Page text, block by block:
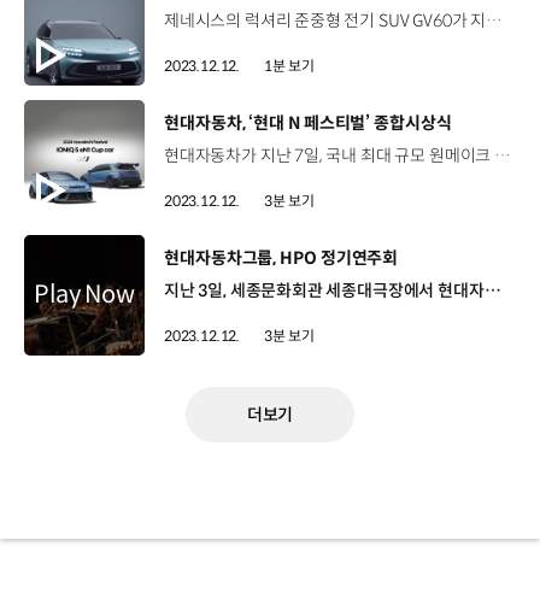
제네시스의 럭셔리 준중형 전기 SUV GV60가 지난 6일, 2024 중국 올해의 차 시상식에서 '2024 중국 올해의 SUV'에 이름을 올렸습니다. ‘중국 올해의 차’는 중국에서 가장 권위 있는 상 중 하나로 주요 자동차 잡지의 편집장이 공동 후원하며 평가 과정에 40명 이상의 자동차 전문 매체 기자단이 심사 위원으로 참여합니다. 올해는 80여 개의 차종이 2024 중국 올해의 SUV 후보로 경합한 끝에 제네시스 GV60와 로터스 엘레트라, 지리자동차 갤럭시 L7이 후보에 올랐으며 제네시스 GV60는 고급스러운 디자인을 비롯해 800V 시스템 기반의 우수한 성능과 기술력을 입증하며 경쟁 모델들과 압도적인 점수차로 중국 올해의 SUV에 최종 선정됐습니다. 제네시스는 앞으로도 자동차 시장 최대 격전지로 부상 중인 중국에서 브랜드 위상을 강화하고 고객들에게 럭셔리한 전동화 경험을 제공할 계획입니다.
2023.12.12. 1분 보기
[동영상]
현대자동차, ‘현대 N 페스티벌’ 종합시상식
현대자동차가 지난 7일, 국내 최대 규모 원메이크 레이스인 ‘현대 N 페스티벌’ 시즌 종합시상식을 진행했습니다. 현대차는 이번 시상식을 통해 2023년 시즌을 돌아보고 가장 뛰어난 성적을 거둔 레이싱팀과 클래스별 우승 드라이버들에게 영광의 트로피를 수여했습니다. 그 결과 ‘2023 현대 N 페스티벌’ 팀 부문 종합 우승은 DCT 레이싱팀이, 메인 클래스인 N1 클래스 종합우승은 DCT 레이싱팀 김규민 드라이버가 차지했으며 김규민 드라이버는 2023 현대 주니어 드라이버에도 최종 선정돼 2024년 뉘르부르크링 24시 내구 레이스에 현대차와 함께 도전하는 기회를 얻게 됐습니다. 이와 함께, 2024년부터 ‘N 페스티벌’에 적용되는 신규 전기차 레이스 종목인 ‘eN1 클래스’ 운영 계획을 발표하고 eN1 클래스에서 활약할 아이오닉 5 N 기반의 전 세계 최초 EV 원메이크 레이스카 ‘아이오닉 5 eN1 컵카’의 디자인과 스펙도 공개했습니다. ‘아이오닉 5 eN1 컵카’는 안전과 경량화를 최우선으로 설계되었으며 전용 레이스 파츠를 적용해 더 빠른 코너링 스피드와 안정성을 갖춘 것이 특징입니다. 또한 공력 성능을 강화한 멋스러운 외관과 가상 엔진 사운드인 ‘N 액티브 사운드 플러스’를 적용해 EV 원메이크 레이스만의 즐거움을 선사할 예정입니다. 박준우 상무 / 현대자동차 N브랜드매니지먼트실 N 페스티벌에 참여하셨던 선수들 뿐만 아니라 N 페스티벌을 아끼고 사랑해 주시는 우리 고객들과 N 페스티벌이 있기까지 노력해 주신 모든 관계자 여러분들에게 다시 한번 감사드리고요. 우리나라 자동차 문화가 없다고 하는데 우리나라 자동차 문화를 현대 N 페스티벌을 통해서 N 브랜드가 강하게 성장시켜 나가는 게 저희의 바람이고요. 현대차는 앞으로도 현대 N 페스티벌을 통해 국내 모터스포츠 문화의 발전과 글로벌 확산을 위해 노력할 계획입니다.
2023.12.12. 3분 보기
[동영상]
현대자동차그룹, HPO 정기연주회
지난 3일, 세종문화회관 세종대극장에서 현대자동차그룹 필하모닉 오케스트라 HPO의 제12회 정기연주회가 열렸습니다. HPO는 클래식을 사랑하는 현대차그룹 임직원들이 자발적으로 결성한 소규모 앙상블로 2009년 첫걸음을 시작해 현재 200여 명이 넘는 단원들과 함께 다양한 음악 활동을 전개하고 있습니다. 이번 정기연주회는 ‘개인의 도전이 모여, 완성된 모두의 도약’을 주제로 건반 위의 구도자로 불리는 세계적인 거장, 백건우 피아니스트와의 협연을 선보여 눈길을 끌었습니다. HPO는 이번 정기연주회를 통해 현장을 찾은 관객들에게 잊지 못할 감동을 선사했습니다. 피채희 / 서울 광진구 일하면서 언제 이렇게 준비했는지 놀라웠고요. 가벼운 마음으로 왔다가 굉장히 감동을 받고 갑니다. 그래서 연말에 굉장히 행복했고요. 12월에 많은 분들이 이 자리에서 저와 같은 감동을 받지 않았을까 생각하고요. 2023년 마무리를 잘할 수 있게 이번 오케스트라 공연단의 역할이 컸던 것 같습니다. 정성록 / HPO 단장 / 현대자동차·기아 MLV소음진동시험팀 연구원 이번에 저희 캐치프레이즈인 '개인의 도전이 모여 완성된 모두의 도약'처럼 저희 HPO의 도전을 정말 응원해 주신 분들이 많습니다. 그런 모든 분께 진심으로 감사드리고 저희 단원들도 너무 열심히 해주셔서 감사드립니다. 한 단계 더 도약할 수 있는 HPO가 되도록 더 열심히 하겠습니다. HPO는 앞으로도 다채롭고 풍성한 음악과 함께 현대차그룹의 문화 아이콘으로 활동할 예정입니다.
2023.12.12. 3분 보기
더보기